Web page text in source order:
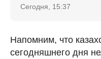
Сегодня, 15:37
Напомним, что
сегодняшнего дня